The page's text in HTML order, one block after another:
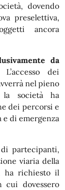
dovendo
preselettiva,
ancora
da
L’accesso dei
nel pieno
società ha
dei percorsi e
e di emergenza
di partecipanti,
viaria della
ha richiesto il
dovessero